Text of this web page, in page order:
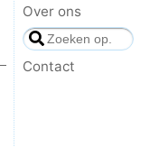
Over ons
Contact